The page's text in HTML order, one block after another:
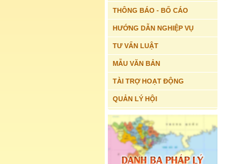
THÔNG BÁO - BỐ CÁO
HƯỚNG DẪN NGHIỆP VỤ
TƯ VẤN LUẬT
MẪU VĂN BẢN
TÀI TRỢ HOẠT ĐỘNG
QUẢN LÝ HỘI